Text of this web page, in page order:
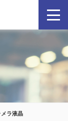
メラ液晶